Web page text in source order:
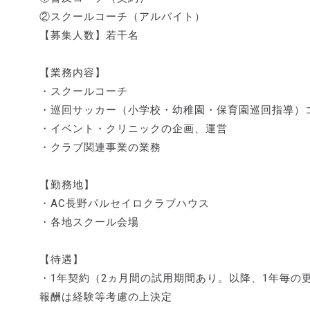
②スクールコーチ（アルバイト）
【募集人数】若干名
【業務内容】
・スクールコーチ
・巡回サッカー（小学校・幼稚園・保育園巡回指導）
・イベント・クリニックの企画、運営
・クラブ関連事業の業務
【勤務地】
・AC長野パルセイロクラブハウス
・各地スクール会場
【待遇】
・1年契約（2ヵ月間の試用期間あり。以降、1年毎の
報酬は経験等考慮の上決定